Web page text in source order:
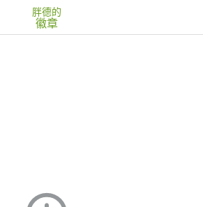
胖德的
徽章